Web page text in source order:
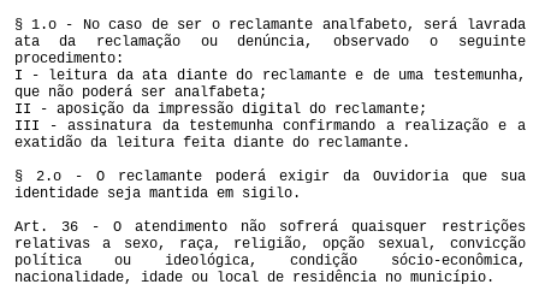
§ 1.o - No caso de ser o reclamante analfabeto, será lavrada
ata da reclamação ou denúncia, observado o seguinte
procedimento:
I - leitura da ata diante do reclamante e de uma testemunha,
que não poderá ser analfabeta;
II - aposição da impressão digital do reclamante;
III - assinatura da testemunha confirmando a realização e a
exatidão da leitura feita diante do reclamante.
§ 2.o - O reclamante poderá exigir da Ouvidoria que sua
identidade seja mantida em sigilo.
Art. 36 - O atendimento não sofrerá quaisquer restrições
relativas a sexo, raça, religião, opção sexual, convicção
política ou ideológica, condição sócio-econômica,
nacionalidade, idade ou local de residência no município.